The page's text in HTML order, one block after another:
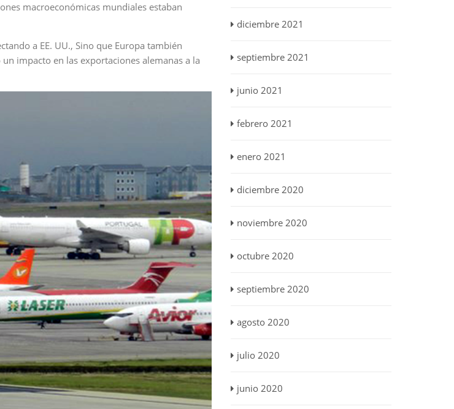
macroeconómicas mundiales estaban
a EE. UU., Sino que Europa también
impacto en las exportaciones alemanas a la
diciembre 2021
septiembre 2021
junio 2021
febrero 2021
enero 2021
diciembre 2020
noviembre 2020
octubre 2020
septiembre 2020
agosto 2020
julio 2020
junio 2020